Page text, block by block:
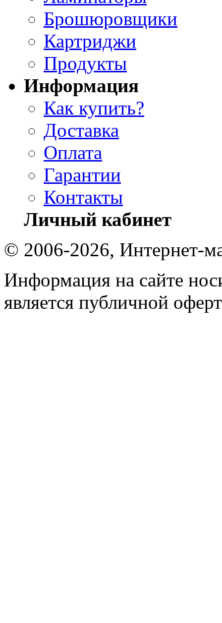
Брошюровщики
Картриджи
Продукты
Информация
Как купить?
Доставка
Оплата
Гарантии
Контакты
Личный кабинет
© 2006-2026, Интернет-
Информация на сайте
является публичной